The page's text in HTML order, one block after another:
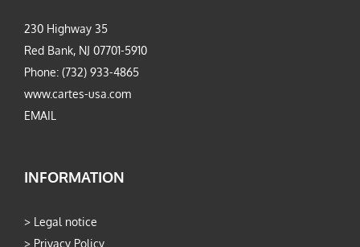
230 Highway 35
Red Bank, NJ 07701-5910
Phone: (732) 933-4865
www.cartes-usa.com
EMAIL
INFORMATION
> Legal notice
> Privacy Policy